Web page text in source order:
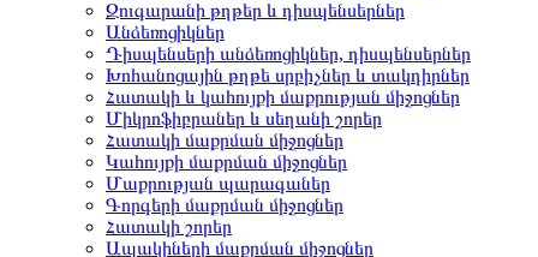
Զուգարանի թղթեր և դիսպենսերներ
Անձեռոցիկներ
Դիսպենսերի անձեռոցիկներ, դիսպենսերներ
Խոհանոցային թղթե սրբիչներ և տակդիրներ
Հատակի և կահույքի մաքրության միջոցներ
Միկրոֆիբրաներ և սեղանի շորեր
Հատակի մաքրման միջոցներ
Կահույքի մաքրման միջոցներ
Մաքրության պարագաներ
Գորգերի մաքրման միջոցներ
Հատակի շորեր
Ապակիների մաքրման միջոցներ